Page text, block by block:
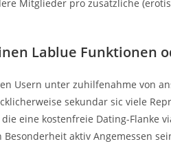
Mitglieder pro zusatzliche
Lablue Funktionen
Usern unter zuhilfenahme von
sekundar sic viele
eine kostenfreie Dating-Flanke
aktiv Angemessen